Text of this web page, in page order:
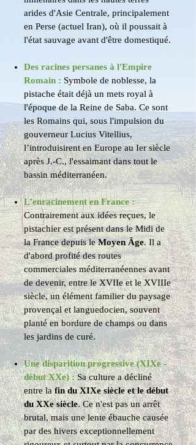
arides d'Asie Centrale, principalement
en Perse (actuel Iran), où il poussait à
l'état sauvage avant d'être domestiqué.
Des racines persanes à l'Empire
Romain : Symbole de noblesse, la
pistache était déjà un mets royal à
l'époque de la Reine de Saba. Ce sont
les Romains qui, sous l'impulsion du
gouverneur Lucius Vitellius,
l’introduisirent en Europe au Ier siècle
après J.-C., l'essaimant dans tout le
bassin méditerranéen.
L’enracinement en France :
Contrairement aux idées reçues, le
pistachier est présent dans le Midi de
la France depuis leMoyen Âge. Il a
d'abord profité des routes
commerciales méditerranéennes avant
de devenir, entre le XVIIe et le XVIIIe
siècle, un élément familier du paysage
provençal et languedocien, souvent
planté en bordure de champs ou dans
les jardins de curé.
Une disparition progressive (XIXe -
début XXe) :Sa culture a décliné
entre lafin du XIXe siècle et le début
du XXe siècle. Ce n'est pas un arrêt
brutal, mais une lente ébauche causée
par des hivers exceptionnellement